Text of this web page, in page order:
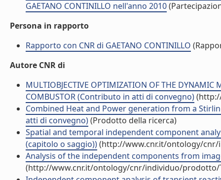
GAETANO CONTINILLO nell'anno 2010
Persona in rapporto
Rapporto con CNR di GAETANO CONTINILLO
Autore CNR di
MULTIOBJECTIVE OPTIMIZATION OF THE DYNAMIC
COMBUSTOR (Contributo in atti di convegno)
Combined Heat and Power generation from a
atti di convegno)(Prodotto della ricerca)
Spatial and temporal independent component
(capitolo o saggio))(http://www.cnr.it/ontology/
Analysis of the independent components from
(http://www.cnr.it/ontology/cnr/individuo/prodotto/